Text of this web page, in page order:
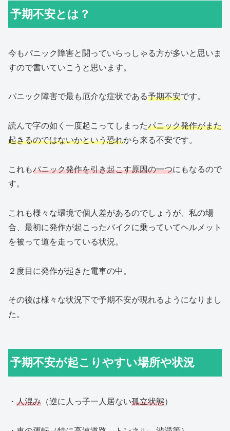
予期不安とは？
今もパニック障害と闘っていらっしゃる方が多いと思いま
すので書いていこうと思います。
パニック障害で最も厄介な症状である予期不安です。
読んで字の如く一度起こってしまったパニック発作がまた
起きるのではないかという恐れから来る不安です。
これもパニック発作を引き起こす原因の一つにもなるので
す。
これも様々な環境で個人差があるのでしょうが、私の場
合、最初に発作が起こったバイクに乗っていてヘルメット
を被って道を走っている状況。
２度目に発作が起きた電車の中。
その後は様々な状況下で予期不安が現れるようになりまし
た。
予期不安が起こりやすい場所や状況
・ 人混み （逆に人っ子一人居ない孤立状態）